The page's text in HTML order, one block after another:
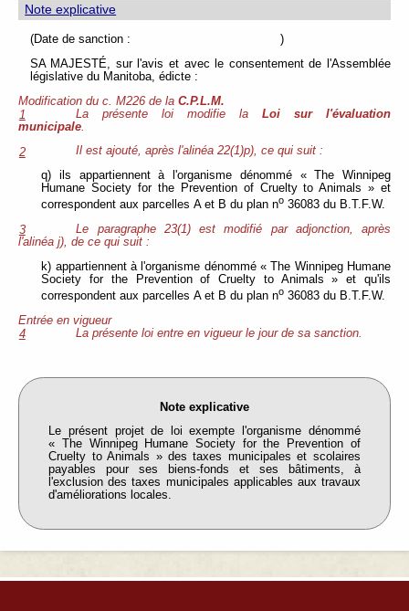
Note explicative
(Date de sanction : )
SA MAJESTÉ, sur l'avis et avec le consentement de l'Assemblée
législative du Manitoba, édicte :
Modification du c. M226 de la C.P.L.M.
1
La présente loi modifie laLoi sur l'évaluation
municipale
2
Il est ajouté, après l'alinéa 22(1)p), ce qui suit :
q) ils appartiennent à l'organisme dénommé « The Winnipeg
Humane Society for the Prevention of Cruelty to Animals » et
correspondent aux parcelles A et B du plan no 36083 du B.T.F.W.
3
Le paragraphe 23(1) est modifié par adjonction, après
l'alinéa j), de ce qui suit :
k) appartiennent à l'organisme dénommé « The Winnipeg Humane
Society for the Prevention of Cruelty to Animals » et qu'ils
correspondent aux parcelles A et B du plan no 36083 du B.T.F.W.
Entrée en vigueur
4
La présente loi entre en vigueur le jour de sa sanction.
Note explicative
Le présent projet de loi exempte l'organisme dénommé
« The Winnipeg Humane Society for the Prevention of
Cruelty to Animals » des taxes municipales et scolaires
payables pour ses biens-fonds et ses bâtiments, à
l'exclusion des taxes municipales applicables aux travaux
d'améliorations locales.